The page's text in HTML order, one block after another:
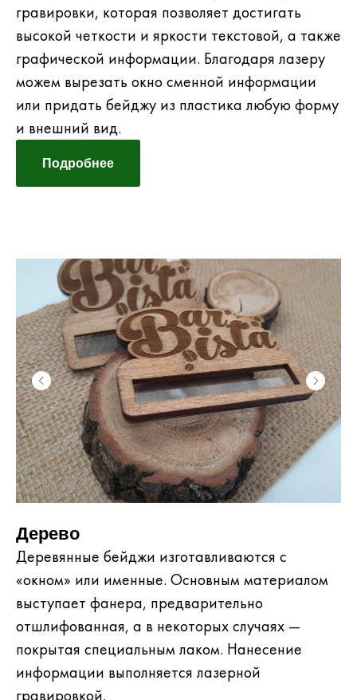
гравировки, которая позволяет достигать
высокой четкости и яркости текстовой, а также
графической информации. Благодаря лазеру
можем вырезать окно сменной информации
или придать бейджу из пластика любую форму
и внешний вид.
Подробнее
Дерево
Деревянные бейджи изготавливаются с
«окном» или именные. Основным материалом
выступает фанера, предварительно
отшлифованная, а в некоторых случаях —
покрытая специальным лаком. Нанесение
информации выполняется лазерной
гравировкой.